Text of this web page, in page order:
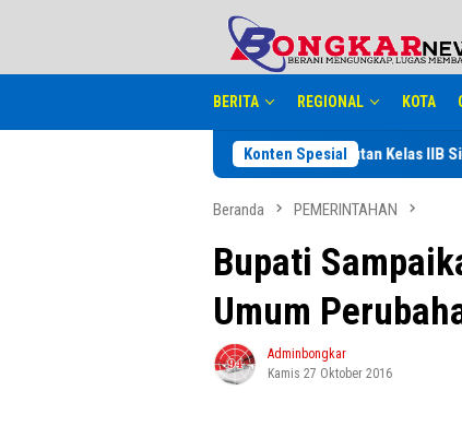
BERITA REGIONAL KOTA
Konten Spesial
Jelang Perayaan HUT RI ke 81, Rutan Kelas IIB Sidikalang
Beranda PEMERINTAHAN
Bupati
Umum
Adminbongkar
Kamis 27 Oktober 2016